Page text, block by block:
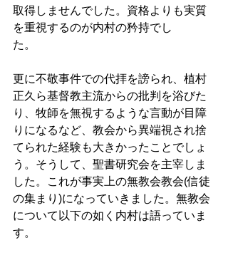
取得しませんでした。資格よりも実質
を重視するのが内村の矜持でし
た。
更に不敬事件での代拝を謗られ、植村
正久ら基督教主流からの批判を浴びた
り、牧師を無視するような言動が目障
りになるなど、教会から異端視され捨
てられた経験も大きかったことでしょ
う。そうして、聖書研究会を主宰しま
した。これが事実上の無教会教会(信徒
の集まり)になっていきました。無教会
について以下の如く内村は語っていま
す。